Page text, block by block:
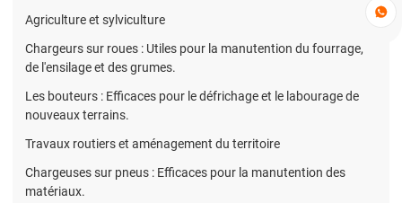

Agriculture et sylviculture
Chargeurs sur roues : Utiles pour la manutention du fourrage,
de l'ensilage et des grumes.
Les bouteurs : Efficaces pour le défrichage et le labourage de
nouveaux terrains.
Travaux routiers et aménagement du territoire
Chargeuses sur pneus : Efficaces pour la manutention des
matériaux.